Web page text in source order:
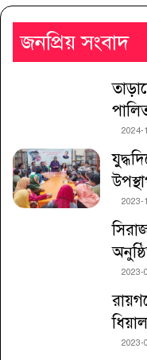
জনপ্রিয় সংবাদ
2024-
2023-
2023-
2023-